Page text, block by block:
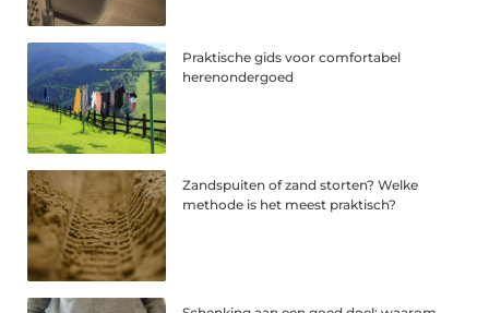
Praktische gids voor comfortabel
herenondergoed
Zandspuiten of zand storten? Welke
methode is het meest praktisch?